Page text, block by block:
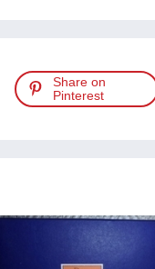
Share on
Pinterest